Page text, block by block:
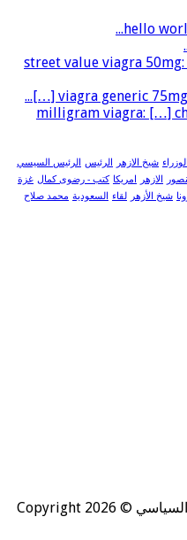
hello
street value viagra
viagra generic 75mg:
100 milligram viagra: […]
شيخ الازهر الرئيس الرئيس السيسي
الازهر امريكا كتب - رضوى كمال غزة
شيخ الأزهر لقاء السعودية محمد صلاح
كافة الحقوق محفوظة لصالح موقع السياسي © Copyright 2026